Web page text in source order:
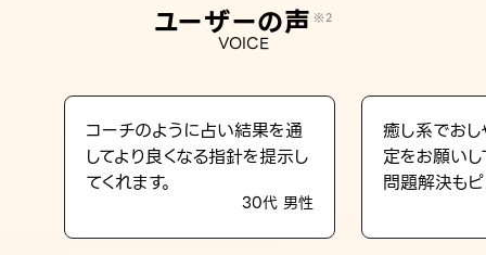
LINE占いを開く
ユーザーの声 ※2
VOICE
コーチのように占い結果を通
してより良くなる指針を提示し
てくれます。
30代 男性
癒し系でおし
定をお願い
問題解決もピ